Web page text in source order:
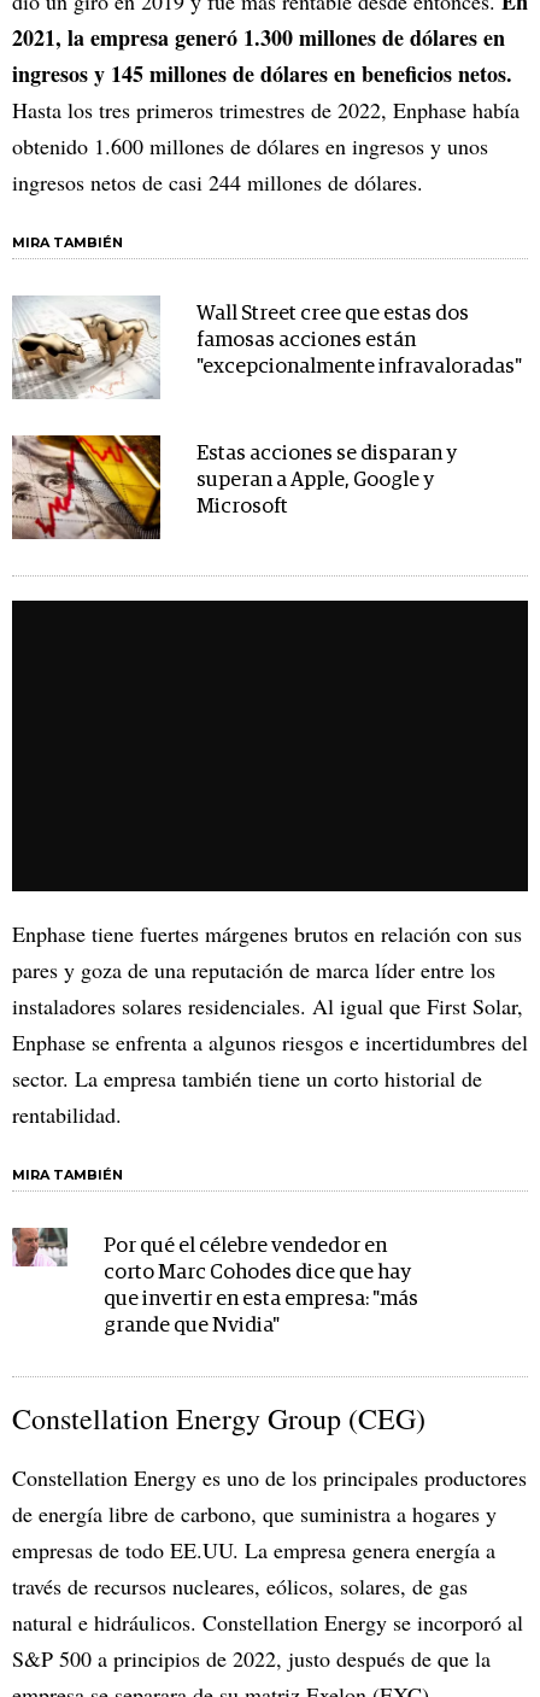
2021, la empresa generó 1.300 millones de dólares en
ingresos y 145 millones de dólares en beneficios netos.
Hasta los tres primeros trimestres de 2022, Enphase había
obtenido 1.600 millones de dólares en ingresos y unos
ingresos netos de casi 244 millones de dólares.
MIRA TAMBIÉN
Wall Street cree que estas dos
famosas acciones están
"excepcionalmente infravaloradas"
Estas acciones se disparan y
superan a Apple, Google y
Microsoft
Enphase tiene fuertes márgenes brutos en relación con sus
pares y goza de una reputación de marca líder entre los
instaladores solares residenciales. Al igual que First Solar,
Enphase se enfrenta a algunos riesgos e incertidumbres del
sector. La empresa también tiene un corto historial de
rentabilidad.
MIRA TAMBIÉN
Por qué el célebre vendedor en
corto Marc Cohodes dice que hay
que invertir en esta empresa: "más
grande que Nvidia"
Constellation Energy Group (CEG)
Constellation Energy es uno de los principales productores
de energía libre de carbono, que suministra a hogares y
empresas de todo EE.UU. La empresa genera energía a
través de recursos nucleares, eólicos, solares, de gas
natural e hidráulicos. Constellation Energy se incorporó al
S&P 500 a principios de 2022, justo después de que la